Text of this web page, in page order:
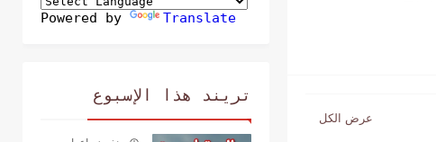
Powered by Translate
تريند هذا الإسبوع